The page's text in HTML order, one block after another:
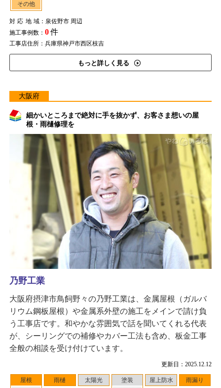
その他
対応地域：泉佐野市 周辺
施工事例数： 0件
工事店住所：兵庫県神戸市西区枝吉
もっと詳しく見る
大阪府
細かいところまで絶対に手を抜かず、お客さま想いの屋
根・雨樋修理を
更新日：2025.12.12
屋根
雨樋 太陽光
塗装
屋上防水 雨漏り
乃野工業
大阪府摂津市鳥飼野々の乃野工業は、金属屋根（ガルバ
リウム鋼板屋根）や金属系外壁の施工をメインで請け負
う工事店です。和やかな雰囲気で話を聞いてくれる代表
が、シーリングでの補修やカバー工法も含め、板金工事
全般の相談を受け付けています。